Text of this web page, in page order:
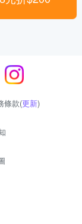
條款(更新)